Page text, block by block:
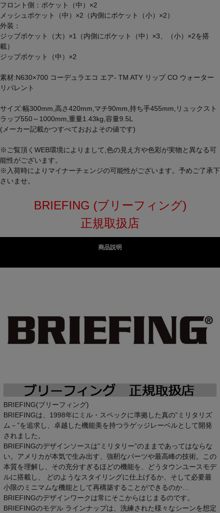
フロント側：ポケット（中）×2
メッシュポケット（中）×2（内側にポケット（小）×2）
外装：
ジップポケット（大）×1（内側にポケット（中）×3、（小）×2を搭
載）
ジップポケット（中）×2
素材:N630×700 コーデュラエコ エア- TM ATY リップ CO ウォーター
リパレント
サイズ:幅300mm,高さ420mm,マチ90mm,持ち手455mm,リュックスト
ラップ550～1000mm,重量1.43kg,容量9.5L
(メーカー記載かつすべておおよその値です)
※ご覧頂くWEB環境によりまして,色の見え方や色彩が実物と異なる可
能性がございます。
※入荷時によりマイナーチェンジの可能性がございます。予めご了承下
さいませ。
BRIEFING (ブリーフィング)
正規取扱店
商品説明
BRIEFING(ブリーフィング)
BRIEFINGは、1998年にミル・スペックに準拠した真の”ミリタリズ
ム－”を追求し、卓越した機能美を持つラゲッジレーベルとして開発
されました。
BRIEFINGのデザインソースは”ミリタリー”のままであってはならな
い。アメリカが本気で生み出す、強靭なパーツや最高峰の技術。この
本質を理解し、その充分すぎるほどの機能を、どうタウンユースモデ
ルに搭載し、 どのようなスタイリングに仕上げるか、そして必要最
小限のミニマムな機能として再構築することができるのか…
BRIEFINGのデザインワークは常にそこからはじまるのです。
BRIEFINGのモデル ラインナップは、洗練された様々なシーンを想定